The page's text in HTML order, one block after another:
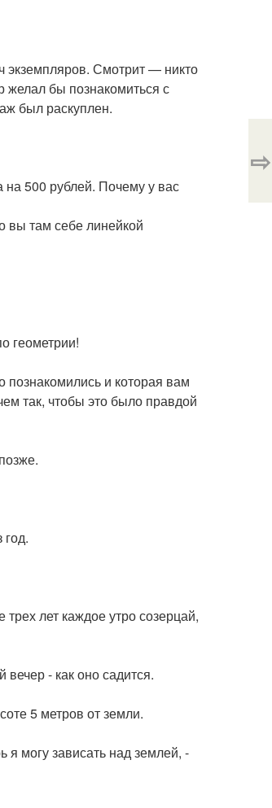
экземпляров. Смотрит — никто
желал бы познакомиться с
был раскуплен.
500 рублей. Почему у вас
вы там себе линейкой
геометрии!
познакомились и которая вам
так, чтобы это было правдой
лет каждое утро созерцай,
- как оно садится.
5 метров от земли.
могу зависать над землей, -
⇨